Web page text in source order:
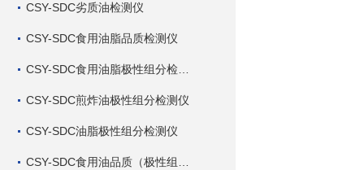
CSY-SDC劣质油检测仪
CSY-SDC食用油脂品质检测仪
CSY-SDC煎炸油极性组分检测仪
CSY-SDC油脂极性组分检测仪